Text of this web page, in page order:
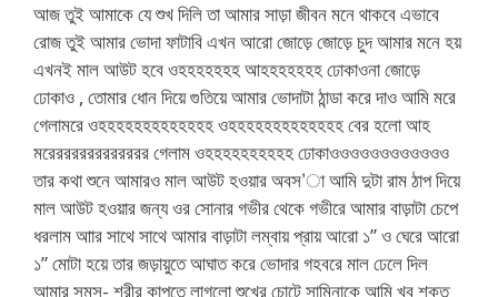
আজ তুই আমাকে যে শুখ দিলি তা আমার সাড়া জীবন মনে থাকবে এভাবে
রোজ তুই আমার ভোদা ফাটাবি এখন আরো জোড়ে জোড়ে চুদ আমার মনে হয়
এখনই মাল আউট হবে ওহহহহহহহ আহহহহহহহ ঢোকাওনা জোড়ে
ঢোকাও , তোমার ধোন দিয়ে গুতিয়ে আমার ভোদাটা ঠান্ডা করে দাও আমি মরে
গেলামরে ওহহহহহহহহহহহহহ ওহহহহহহহহহহহহহ বের হলো আহ
মরেরররররররররররর গেলাম ওহহহহহহহহহহ ঢোকাওওওওওওওওওওওও
তার কথা শুনে আমারও মাল আউট হওয়ার অবস’া আমি দুটা রাম ঠাপ দিয়ে
মাল আউট হওয়ার জন্য ওর সোনার গভীর থেকে গভীরে আমার বাড়াটা চেপে
ধরলাম আার সাথে সাথে আমার বাড়াটা লম্বায় প্রায় আরো ১” ও ঘেরে আরো
১” মোটা হয়ে তার জড়ায়ুতে আঘাত করে ভোদার গহবরে মাল ঢেলে দিল
আমার সমস- শরীর কাপতে লাগলো শুখের চোটে সামিনাকে আমি খুব শক্ত